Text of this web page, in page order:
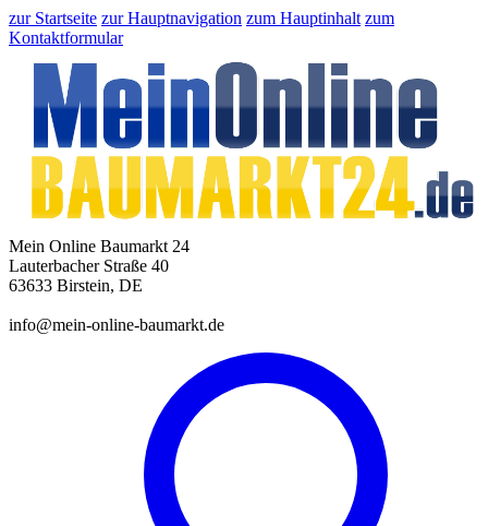
zur Startseite zur Hauptnavigation zum Hauptinhalt zum
Kontaktformular
Mein Online Baumarkt 24
Lauterbacher Straße 40
63633 Birstein, DE
info@mein-online-baumarkt.de